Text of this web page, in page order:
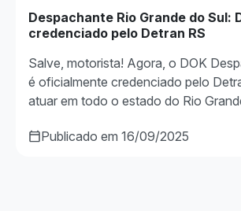
Despachante Rio Grande do Sul:
credenciado pelo Detran RS
Salve, motorista! Agora, o DOK
é oficialmente credenciado pelo
atuar em todo o estado do Rio
Publicado em 16/09/2025